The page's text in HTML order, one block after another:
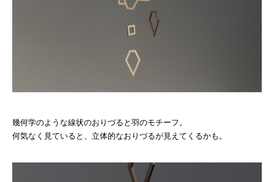
幾何学のような線状のおりづると羽のモチーフ。
何気なく見ていると、立体的なおりづるが見えてくるかも。